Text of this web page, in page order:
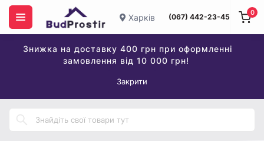
Харків (067) 442-23-45
Знижка на доставку 400 грн при оформленні
замовлення від 10 000 грн!
Закрити
0